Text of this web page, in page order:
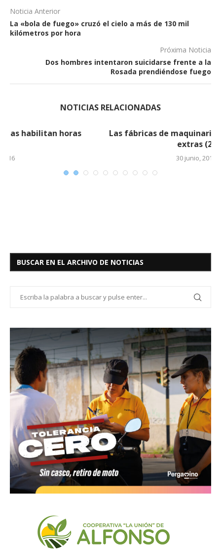
Noticia Anterior
La «bola de fuego» cruzó el cielo a más de 130 mil
kilómetros por hora
Próxima Noticia
Dos hombres intentaron suicidarse frente a la
Rosada prendiéndose fuego
NOTICIAS RELACIONADAS
Las fábricas de maquinarias habilitan horas
BUSCAR EN EL ARCHIVO DE NOTICIAS